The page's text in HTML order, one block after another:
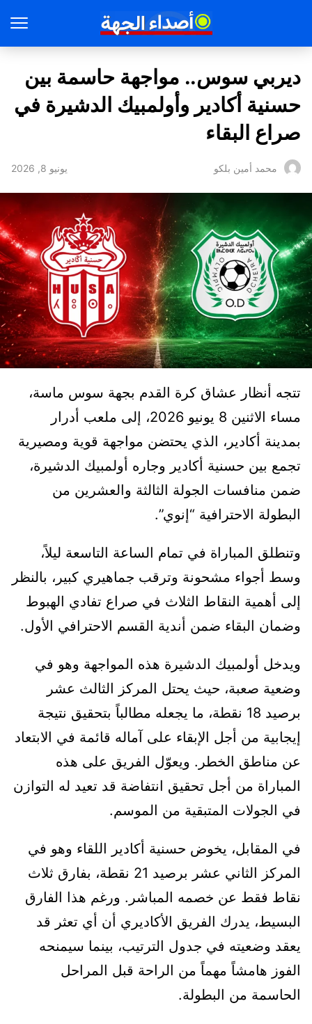
ديربي سوس.. مواجهة حاسمة بين
حسنية أكادير وأولمبيك الدشيرة في
صراع البقاء
محمد أمين بلكو يونيو 8, 2026
تتجه أنظار عشاق كرة القدم بجهة سوس ماسة،
مساء الاثنين 8 يونيو 2026، إلى ملعب أدرار
بمدينة أكادير، الذي يحتضن مواجهة قوية ومصيرية
تجمع بين حسنية أكادير وجاره أولمبيك الدشيرة،
ضمن منافسات الجولة الثالثة والعشرين من
البطولة الاحترافية “إنوي”.
وتنطلق المباراة في تمام الساعة التاسعة ليلاً،
وسط أجواء مشحونة وترقب جماهيري كبير، بالنظر
إلى أهمية النقاط الثلاث في صراع تفادي الهبوط
وضمان البقاء ضمن أندية القسم الاحترافي الأول.
ويدخل أولمبيك الدشيرة هذه المواجهة وهو في
وضعية صعبة، حيث يحتل المركز الثالث عشر
برصيد 18 نقطة، ما يجعله مطالباً بتحقيق نتيجة
إيجابية من أجل الإبقاء على آماله قائمة في الابتعاد
عن مناطق الخطر. ويعوّل الفريق على هذه
المباراة من أجل تحقيق انتفاضة قد تعيد له التوازن
في الجولات المتبقية من الموسم.
في المقابل، يخوض حسنية أكادير اللقاء وهو في
المركز الثاني عشر برصيد 21 نقطة، بفارق ثلاث
نقاط فقط عن خصمه المباشر. ورغم هذا الفارق
البسيط، يدرك الفريق الأكاديري أن أي تعثر قد
يعقد وضعيته في جدول الترتيب، بينما سيمنحه
الفوز هامشاً مهماً من الراحة قبل المراحل
الحاسمة من البطولة.